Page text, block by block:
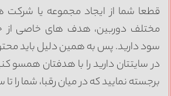
شما از ایجاد مجموعه یا شرکت
دوربین، هدف های خاصی از
دارید. پس به همین دلیل باید
سایتتان دارید را با هدفتان همسو کنید
نمایید که در میان رقبا، شما را تا